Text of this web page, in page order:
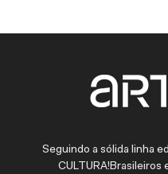
Seguindo a sólida linha
CULTURA!Brasileiros